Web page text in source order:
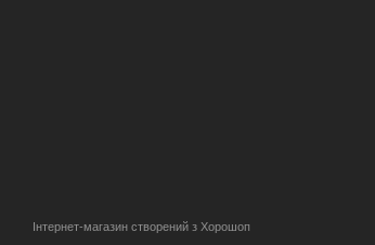
Інтернет-магазин створений з Хорошоп